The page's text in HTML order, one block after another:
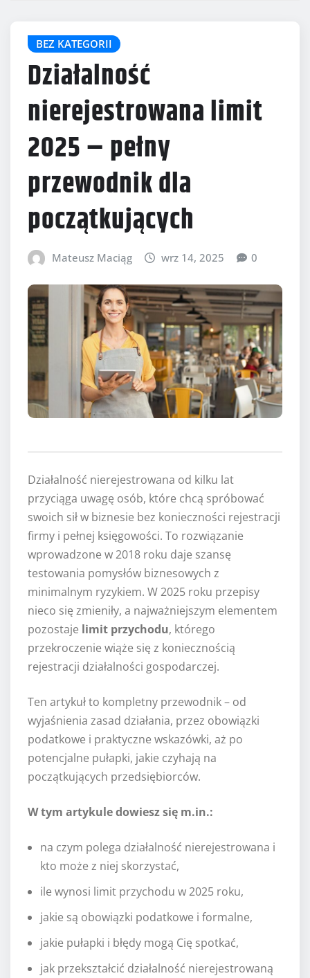
BEZ KATEGORII
Działalność
nierejestrowana limit
2025 – pełny
przewodnik dla
początkujących
Mateusz Maciąg wrz 14, 2025 0
Działalność nierejestrowana od kilku lat
przyciąga uwagę osób, które chcą spróbować
swoich sił w biznesie bez konieczności rejestracji
firmy i pełnej księgowości. To rozwiązanie
wprowadzone w 2018 roku daje szansę
testowania pomysłów biznesowych z
minimalnym ryzykiem. W 2025 roku przepisy
nieco się zmieniły, a najważniejszym elementem
pozostaje limit przychodu, którego
przekroczenie wiąże się z koniecznością
rejestracji działalności gospodarczej.
Ten artykuł to kompletny przewodnik – od
wyjaśnienia zasad działania, przez obowiązki
podatkowe i praktyczne wskazówki, aż po
potencjalne pułapki, jakie czyhają na
początkujących przedsiębiorców.
W tym artykule dowiesz się m.in.:
na czym polega działalność nierejestrowana i
kto może z niej skorzystać,
ile wynosi limit przychodu w 2025 roku,
jakie są obowiązki podatkowe i formalne,
jakie pułapki i błędy mogą Cię spotkać,
jak przekształcić działalność nierejestrowaną